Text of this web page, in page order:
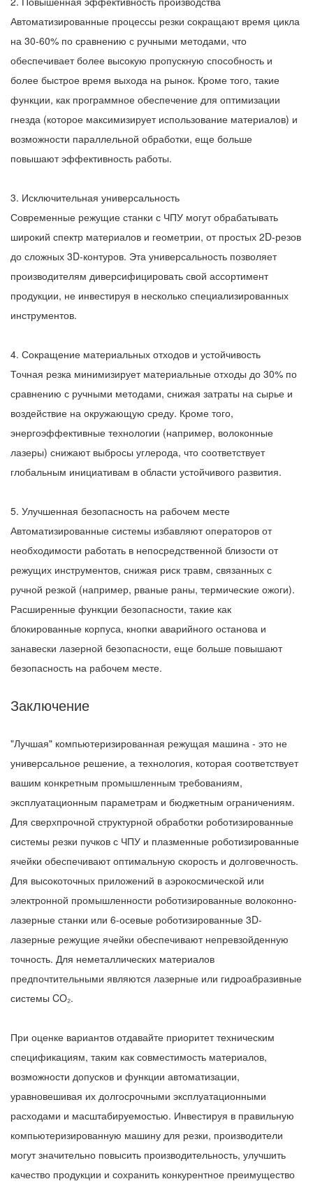
Автоматизированные процессы резки сокращают время цикла
на 30-60% по сравнению с ручными методами, что
обеспечивает более высокую пропускную способность и
более быстрое время выхода на рынок. Кроме того, такие
функции, как программное обеспечение для оптимизации
гнезда (которое максимизирует использование материалов) и
возможности параллельной обработки, еще больше
повышают эффективность работы.
3. Исключительная универсальность
Современные режущие станки с ЧПУ могут обрабатывать
широкий спектр материалов и геометрии, от простых 2D-резов
до сложных 3D-контуров. Эта универсальность позволяет
производителям диверсифицировать свой ассортимент
продукции, не инвестируя в несколько специализированных
инструментов.
4. Сокращение материальных отходов и устойчивость
Точная резка минимизирует материальные отходы до 30% по
сравнению с ручными методами, снижая затраты на сырье и
воздействие на окружающую среду. Кроме того,
энергоэффективные технологии (например, волоконные
лазеры) снижают выбросы углерода, что соответствует
глобальным инициативам в области устойчивого развития.
5. Улучшенная безопасность на рабочем месте
Автоматизированные системы избавляют операторов от
необходимости работать в непосредственной близости от
режущих инструментов, снижая риск травм, связанных с
ручной резкой (например, рваные раны, термические ожоги).
Расширенные функции безопасности, такие как
блокированные корпуса, кнопки аварийного останова и
занавески лазерной безопасности, еще больше повышают
безопасность на рабочем месте.
Заключение
"Лучшая" компьютеризированная режущая машина - это не
универсальное решение, а технология, которая соответствует
вашим конкретным промышленным требованиям,
эксплуатационным параметрам и бюджетным ограничениям.
Для сверхпрочной структурной обработки роботизированные
системы резки пучков с ЧПУ и плазменные роботизированные
ячейки обеспечивают оптимальную скорость и долговечность.
Для высокоточных приложений в аэрокосмической или
электронной промышленности роботизированные волоконно-
лазерные станки или 6-осевые роботизированные 3D-
лазерные режущие ячейки обеспечивают непревзойденную
точность. Для неметаллических материалов
предпочтительными являются лазерные или гидроабразивные
системы CO₂.
При оценке вариантов отдавайте приоритет техническим
спецификациям, таким как совместимость материалов,
возможности допусков и функции автоматизации,
уравновешивая их долгосрочными эксплуатационными
расходами и масштабируемостью. Инвестируя в правильную
компьютеризированную машину для резки, производители
могут значительно повысить производительность, улучшить
качество продукции и сохранить конкурентное преимущество